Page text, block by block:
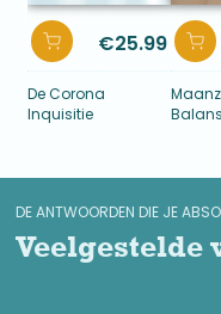
€25.99
De Corona
Inquisitie
Balans
DE ANTWOORDEN DIE JE
Veelgestelde